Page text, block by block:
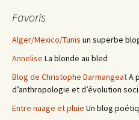
Favoris
Alger/Mexico/Tunis un superbe
Annelise La blonde au bled
Blog de Christophe DarmangeatA
d’anthropologie et d’évolution
Entre nuage et pluie Un blog